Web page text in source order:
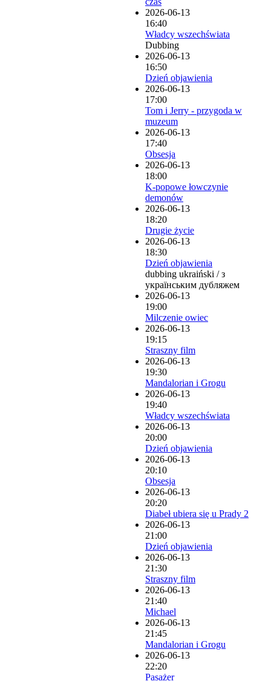
2026-06-13
16:40
Władcy wszechświata
Dubbing
2026-06-13
16:50
Dzień objawienia
2026-06-13
17:00
Tom i Jerry - przygoda w
muzeum
2026-06-13
17:40
Obsesja
2026-06-13
18:00
K-popowe łowczynie
demonów
2026-06-13
18:20
Drugie życie
2026-06-13
18:30
Dzień objawienia
dubbing ukraiński / з
українським дубляжем
2026-06-13
19:00
Milczenie owiec
2026-06-13
19:15
Straszny film
2026-06-13
19:30
Mandalorian i Grogu
2026-06-13
19:40
Władcy wszechświata
2026-06-13
20:00
Dzień objawienia
2026-06-13
20:10
Obsesja
2026-06-13
20:20
Diabeł ubiera się u Prady 2
2026-06-13
21:00
Dzień objawienia
2026-06-13
21:30
Straszny film
2026-06-13
21:40
Michael
2026-06-13
21:45
Mandalorian i Grogu
2026-06-13
22:20
Pasażer